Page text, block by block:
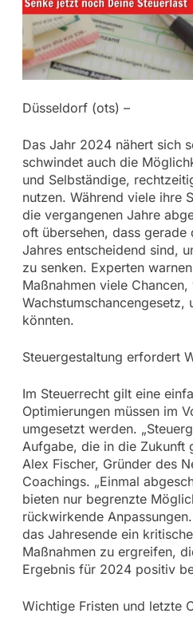
Düsseldorf (ots) –
Das Jahr 2024 nähert sich
schwindet auch die
und Selbständige,
nutzen. Während viele ihre
die vergangenen Jahre
oft übersehen, dass gerade
Jahres entscheidend sind,
zu senken. Experten
Maßnahmen viele Chancen,
Wachstumschancengesetz,
könnten.
Steuergestaltung erfordert
Im Steuerrecht gilt eine
Optimierungen müssen im
umgesetzt werden.
Aufgabe, die in die Zukunft
Alex Fischer, Gründer des
Coachings. „Einmal
bieten nur begrenzte
rückwirkende
das Jahresende ein
Maßnahmen zu ergreifen,
Ergebnis für 2024 positiv
Wichtige Fristen und letzte